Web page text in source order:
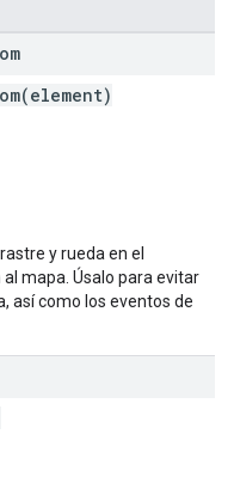
y rueda en el
mapa. Úsalo para evitar
así como los eventos de